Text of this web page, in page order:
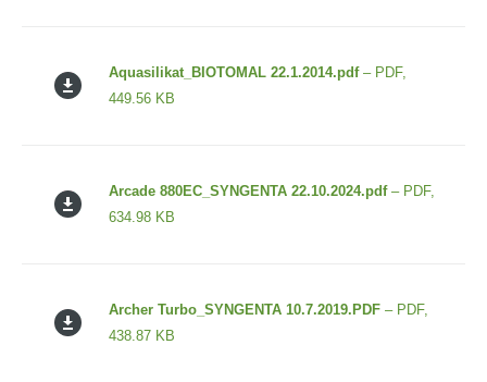
Aquasilikat_BIOTOMAL 22.1.2014.pdf– PDF,
449.56 KB
Arcade 880EC_SYNGENTA 22.10.2024.pdf– PDF,
634.98 KB
Archer Turbo_SYNGENTA 10.7.2019.PDF – PDF,
438.87 KB